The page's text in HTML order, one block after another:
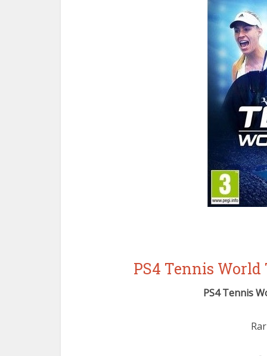
PS4 Tennis World
PS4 Tennis